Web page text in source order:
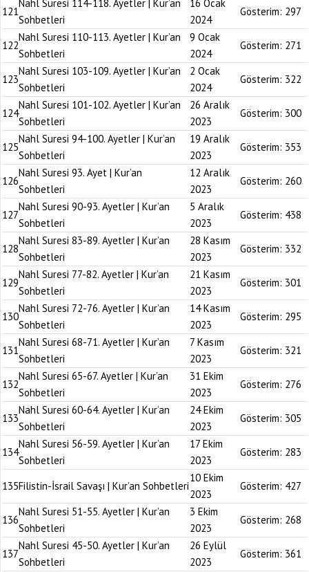
121
Nahl Suresi 114-118. Ayetler | Kur’an
Sohbetleri
16 Ocak
2024
Gösterim: 297
122
Nahl Suresi 110-113. Ayetler | Kur’an
Sohbetleri
9 Ocak
2024
Gösterim: 271
123
Nahl Suresi 103-109. Ayetler | Kur’an
Sohbetleri
2 Ocak
2024
Gösterim: 322
124
Nahl Suresi 101-102. Ayetler | Kur’an
Sohbetleri
26 Aralık
2023
Gösterim: 300
125
Nahl Suresi 94-100. Ayetler | Kur’an
Sohbetleri
19 Aralık
2023
Gösterim: 353
126
Nahl Suresi 93. Ayet | Kur’an
Sohbetleri
12 Aralık
2023
Gösterim: 260
127
Nahl Suresi 90-93. Ayetler | Kur’an
Sohbetleri
5 Aralık
2023
Gösterim: 438
128
Nahl Suresi 83-89. Ayetler | Kur’an
Sohbetleri
28 Kasım
2023
Gösterim: 332
129
Nahl Suresi 77-82. Ayetler | Kur’an
Sohbetleri
21 Kasım
2023
Gösterim: 301
130
Nahl Suresi 72-76. Ayetler | Kur’an
Sohbetleri
14 Kasım
2023
Gösterim: 295
131
Nahl Suresi 68-71. Ayetler | Kur’an
Sohbetleri
7 Kasım
2023
Gösterim: 321
132
Nahl Suresi 65-67. Ayetler | Kur’an
Sohbetleri
31 Ekim
2023
Gösterim: 276
133
Nahl Suresi 60-64. Ayetler | Kur’an
Sohbetleri
24 Ekim
2023
Gösterim: 305
134
Nahl Suresi 56-59. Ayetler | Kur’an
Sohbetleri
17 Ekim
2023
Gösterim: 283
135Filistin-İsrail Savaşı | Kur’an Sohbetleri
10 Ekim
2023
Gösterim: 427
136
Nahl Suresi 51-55. Ayetler | Kur’an
Sohbetleri
3 Ekim
2023
Gösterim: 268
137
Nahl Suresi 45-50. Ayetler | Kur’an
Sohbetleri
26 Eylül
2023
Gösterim: 361